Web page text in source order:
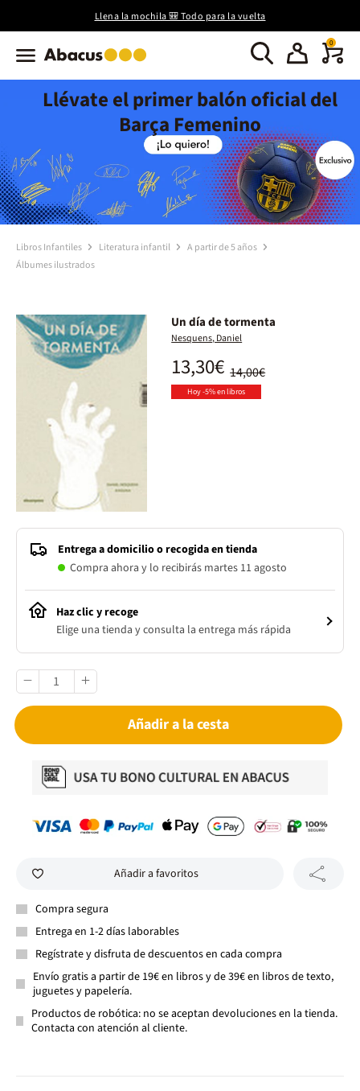
Llena la mochila 🎒 Todo para la vuelta
0
Llévate el primer balón oficial del
Barça Femenino
Libros Infantiles Literatura infantil
A partir de 5 años
Álbumes ilustrados
Un día de tormenta
Nesquens, Daniel
14,00€
13,30€
Hoy -5% en libros
Entrega a domicilio o recogida en tienda
Compra ahora y lo recibirás martes 11 agosto
Haz clic y recoge
Elige una tienda y consulta la entrega más rápida
Añadir a la cesta
Añadir a favoritos
Compra segura
Entrega en 1-2 días laborables
Regístrate y disfruta de descuentos en cada compra
Envío gratis a partir de 19€ en libros y de 39€ en libros de texto,
juguetes y papelería.
Productos de robótica: no se aceptan devoluciones en la tienda.
Contacta con atención al cliente.